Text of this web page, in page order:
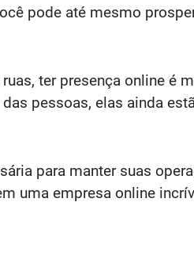
pode até mesmo
ter presença online é
pessoas, elas ainda
para manter suas
uma empresa online